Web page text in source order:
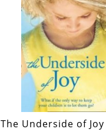
The Underside of Joy